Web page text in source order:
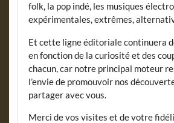
folk, la pop indé, les musiques
expérimentales, extrêmes,
Et cette ligne éditoriale continuera
en fonction de la curiosité et des
chacun, car notre principal moteur
l’envie de promouvoir nos
partager avec vous.
Merci de vos visites et de votre